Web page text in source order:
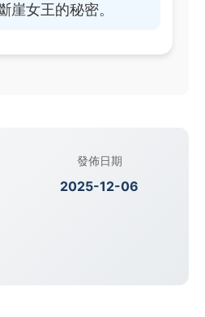
崖女王的秘密。
發佈日期
2025-12-06